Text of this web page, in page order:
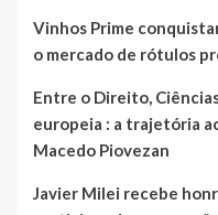
Vinhos Prime
o mercado de rótulos
Entre o Direito,
europeia : a trajetória
Macedo Piovezan
Javier Milei recebe